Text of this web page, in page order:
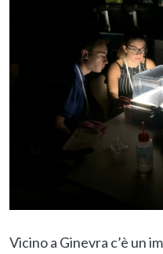
Vicino a Ginevra c’è un